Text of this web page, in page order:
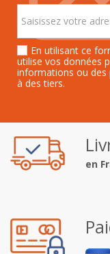
En utilisant ce
utilise vos données
informations ou des
à des tiers.
en